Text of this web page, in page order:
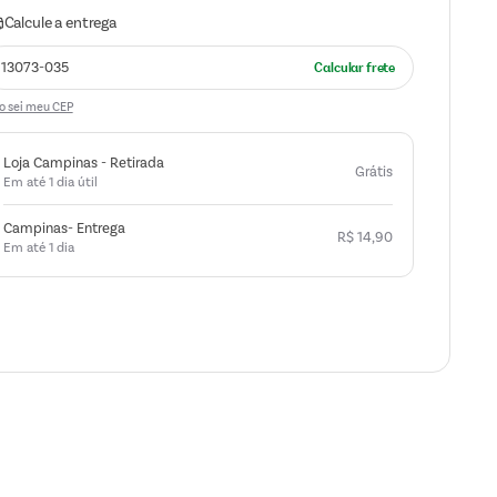
sei meu CEP
Loja Campinas - Retirada
Em até 1 dia útil
Grátis
Campinas- Entrega
Em até 1 dia
R$ 14,90